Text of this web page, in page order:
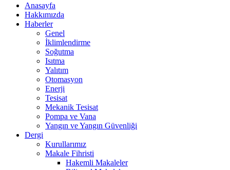
Anasayfa
Hakkımızda
Haberler
Genel
İklimlendirme
Soğutma
Isıtma
Yalıtım
Otomasyon
Enerji
Tesisat
Mekanik Tesisat
Pompa ve Vana
Yangın ve Yangın Güvenliği
Dergi
Kurullarımız
Makale Fihristi
Hakemli Makaleler